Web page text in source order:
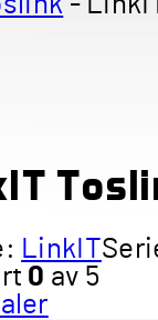
LinkIT
0 av 5